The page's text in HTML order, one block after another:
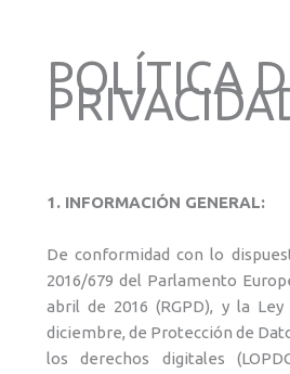
CONTENIDOPOLÍTICA
1. INFORMACIÓN GENERAL:
De conformidad con lo
2016/679 del Parlamento
abril de 2016 (RGPD), y la
diciembre, de Protección de
los derechos digitales